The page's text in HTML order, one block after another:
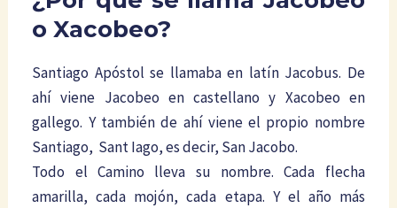
o Xacobeo?
Santiago Apóstol se llamaba en latín Jacobus. De
ahí viene Jacobeo en castellano y Xacobeo en
gallego. Y también de ahí viene el propio nombre
Santiago, Sant Iago, es decir, San Jacobo.
Todo el Camino lleva su nombre. Cada flecha
amarilla, cada mojón, cada etapa. Y el año más